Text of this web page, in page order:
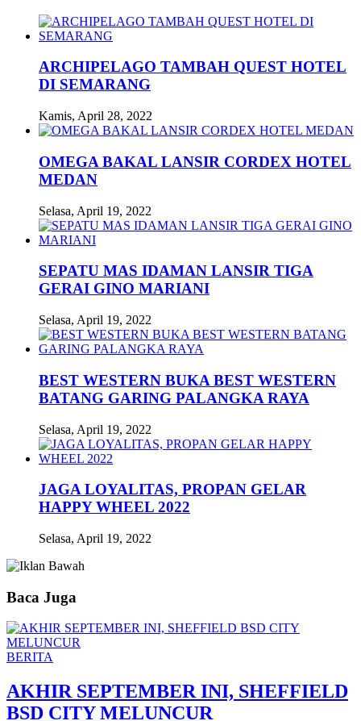
ARCHIPELAGO TAMBAH QUEST HOTEL
DI SEMARANG
Kamis, April 28, 2022
OMEGA BAKAL LANSIR CORDEX HOTEL
MEDAN
Selasa, April 19, 2022
SEPATU MAS IDAMAN LANSIR TIGA
GERAI GINO MARIANI
Selasa, April 19, 2022
BEST WESTERN BUKA BEST WESTERN
BATANG GARING PALANGKA RAYA
Selasa, April 19, 2022
JAGA LOYALITAS, PROPAN GELAR
HAPPY WHEEL 2022
Selasa, April 19, 2022
Baca Juga
BERITA
AKHIR SEPTEMBER INI, SHEFFIELD
BSD CITY MELUNCUR